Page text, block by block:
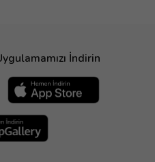
İndirin